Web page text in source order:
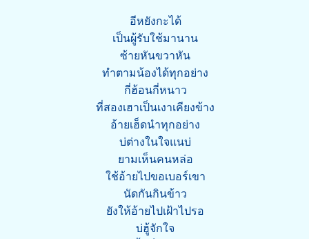
อีหยังกะได้
เป็นผู้รับใช้มานาน
ซ้ายหันขวาหัน
ทำตามน้องได้ทุกอย่าง
กี่ฮ้อนกี่หนาว
ที่สองเฮาเป็นเงาเคียงข้าง
อ้ายเฮ็ดนำทุกอย่าง
บ่ต่างในใจแนบ่
ยามเห็นคนหล่อ
ใช้อ้ายไปขอเบอร์เขา
นัดกันกินข้าว
ยังให้อ้ายไปเฝ้าไปรอ
บ่ฮู้จักใจ